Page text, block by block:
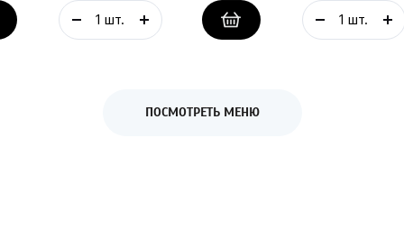
ПОСМОТРЕТЬ МЕНЮ